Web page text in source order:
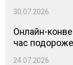
30.07.2026
Онлайн-
час
24.07.2026